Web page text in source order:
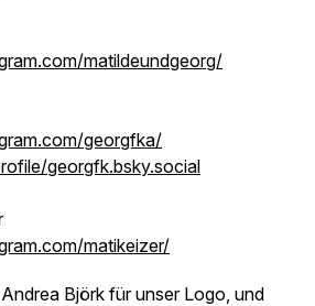
matildeundgeorg/
georgfka/
georgfk.bsky.social
matikeizer/
Björk für unser Logo, und